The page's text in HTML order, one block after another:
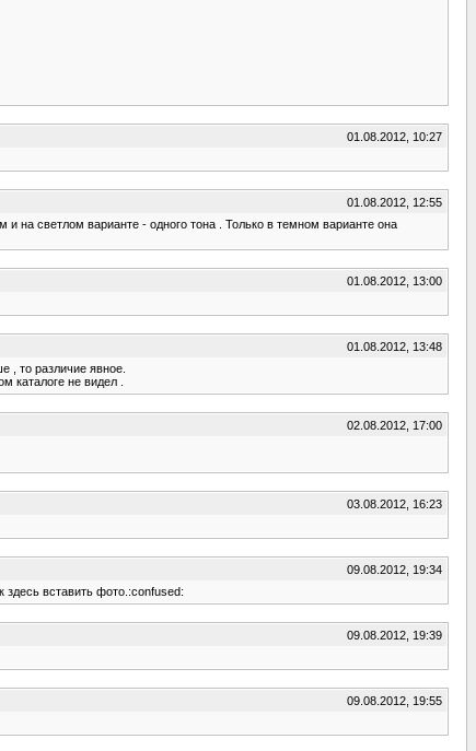
01.08.2012, 10:27
01.08.2012, 12:55
на светлом варианте - одного тона . Только в темном варианте она
01.08.2012, 13:00
01.08.2012, 13:48
, то различие явное.
каталоге не видел .
02.08.2012, 17:00
03.08.2012, 16:23
09.08.2012, 19:34
здесь вставить фото.:confused:
09.08.2012, 19:39
09.08.2012, 19:55